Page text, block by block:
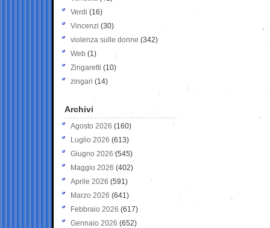
Verdi (16)
Vincenzi (30)
violenza sulle donne (342)
Web (1)
Zingaretti (10)
zingari (14)
Archivi
Agosto 2026 (160)
Luglio 2026 (613)
Giugno 2026 (545)
Maggio 2026 (402)
Aprile 2026 (591)
Marzo 2026 (641)
Febbraio 2026 (617)
Gennaio 2026 (652)